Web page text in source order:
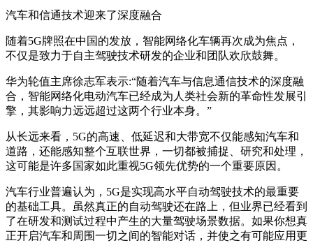
汽车和信通技术迎来了深度融合
随着5G牌照在中国的发放，智能网络化车辆再次成为焦点，
不仅是致力于自主驾驶技术研发的企业和团队欢欣鼓舞。
华为轮值主席徐志军表示:“随着汽车与信息通信技术的深度融
合，智能网络化电动汽车已经成为人类社会新的革命性发展引
擎，其影响力远远超过这两个行业本身。”
从长远来看，5G的高速、低延迟和大带宽不仅能感知汽车和
道路，还能感知整个互联世界，一切都被捕捉、研究和处理，
这可能是许多国家如此重视5G领先优势的一个重要原因。
汽车行业普遍认为，5G是实现高水平自动驾驶技术的最重要
的基础工具。虽然真正的自动驾驶还在路上，但业界已经看到
了在研发和测试过程中产生的大量驾驶场景数据。如果你想真
正开启汽车和周围一切之间的智能对话，并使之有可能应用更